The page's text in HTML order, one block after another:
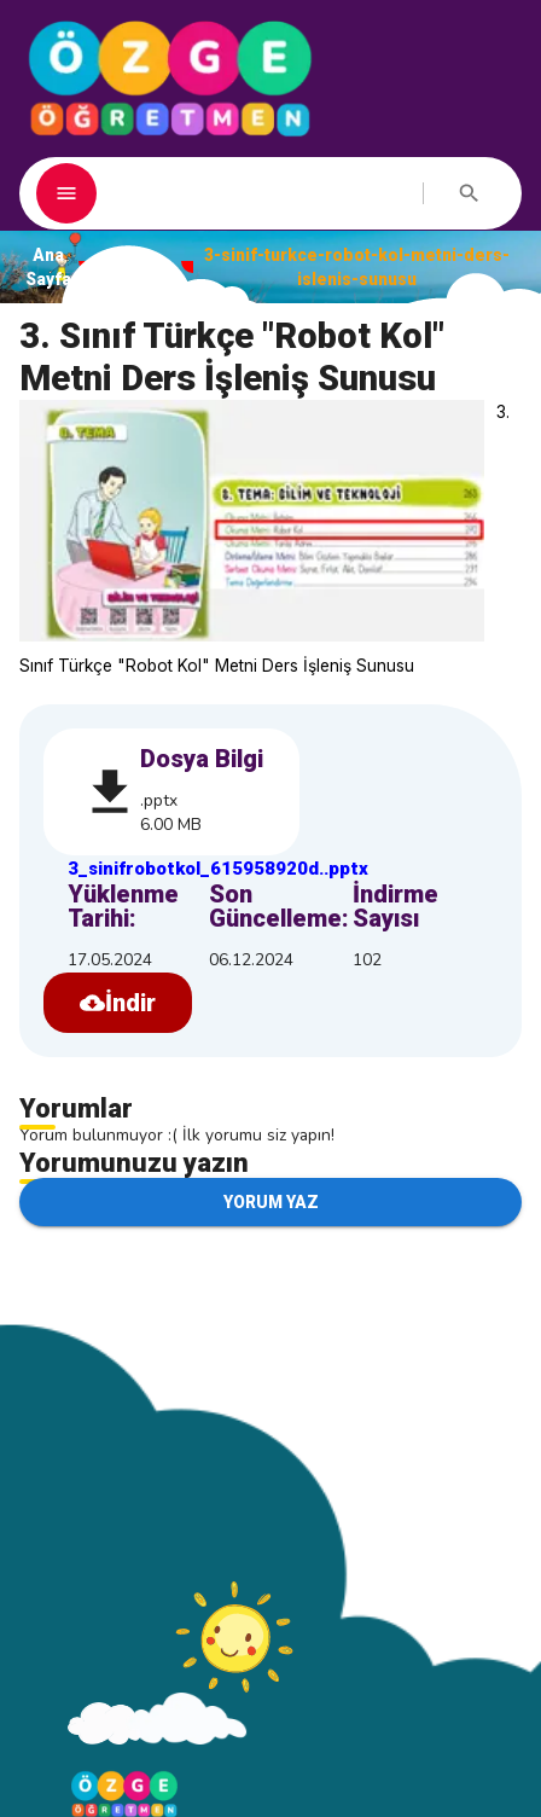
Ana
Sayfa
Dosyalar
3-sinif-turkce-robot-kol-metni-ders-
islenis-sunusu
3. Sınıf Türkçe "Robot Kol"
Metni Ders İşleniş Sunusu
3.
Sınıf Türkçe "Robot Kol" Metni Ders İşleniş Sunusu
Dosya Bilgi
.pptx
6.00 MB
3_sinifrobotkol_615958920d..pptx
Yüklenme
Tarihi:
17.05.2024
Son
Güncelleme:
06.12.2024
İndirme
Sayısı
102
İndir
Yorumlar
Yorum bulunmuyor :( İlk yorumu siz yapın!
Yorumunuzu yazın
YORUM YAZ